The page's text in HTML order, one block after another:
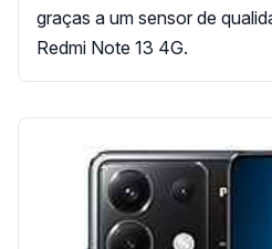
graças a um sensor de
Redmi Note 13 4G.